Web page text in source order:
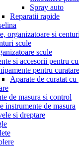
Spray auto
Reparatii rapide
organizatoare si centuri
scule
scule
si accesorii pentru
pentru
Aparate de curatat cu
de masura si control
instrumente de masura
si dreptare